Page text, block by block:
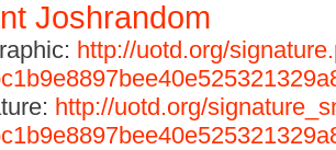
Joshrandom
http://uotd.org/
http://uotd.org/